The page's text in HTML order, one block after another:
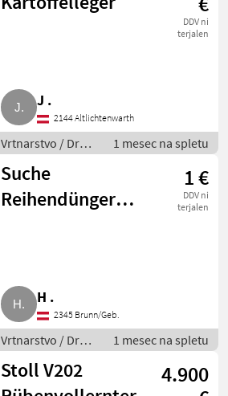
DDV ni
terjalen
J .
2144 Altlichtenwarth
Vrtnarstvo / Drugi
stroji za
vrtnarstvo
1 mesec na spletu
Suche
Reihendüngerstreuer
1 €
DDV ni
terjalen
H .
2345 Brunn/Geb.
Vrtnarstvo / Drugi
stroji za
vrtnarstvo
1 mesec na spletu
Stoll V202
4.900